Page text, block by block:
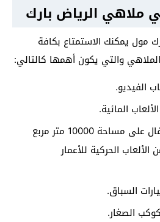
ملاهي الرياض بارك
مول يمكنك الاستمتاع بكافة
والتي يكون أهمها كالتالي:
الفيديو.
المائية.
تتوافر ملاهي للأطفال على مساحة 10000 متر مربع
الحركية للأعمار
السباق.
الصغار.